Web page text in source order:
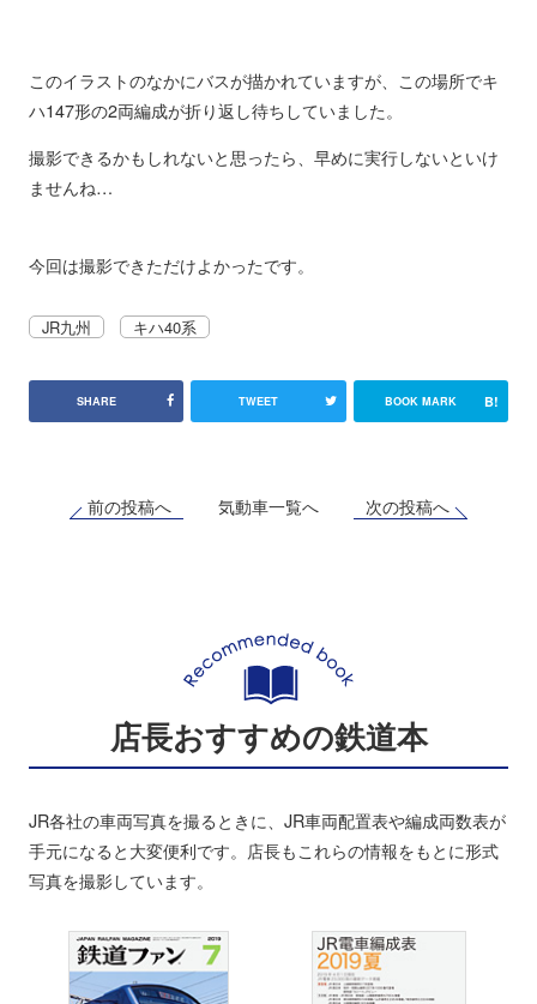
このイラストのなかにバスが描かれていますが、この場所でキ
ハ147形の2両編成が折り返し待ちしていました。
撮影できるかもしれないと思ったら、早めに実行しないといけ
ませんね…
今回は撮影できただけよかったです。
JR九州 キハ40系
SHARE TWEET BOOK MARK B!
前の投稿へ 気動車一覧へ 次の投稿へ
店長おすすめの鉄道本
JR各社の車両写真を撮るときに、JR車両配置表や編成両数表が
手元になると大変便利です。店長もこれらの情報をもとに形式
写真を撮影しています。